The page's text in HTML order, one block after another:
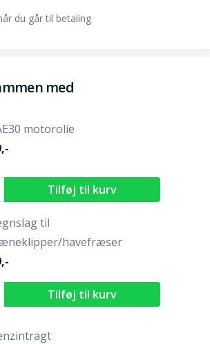
du går til betaling
med
motorolie
til
havefræser